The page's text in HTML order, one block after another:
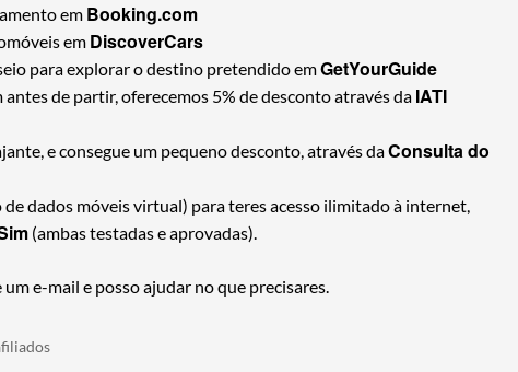
em Booking.com
em DiscoverCars
para explorar o destino pretendido emGetYourGuide
antes de partir, oferecemos 5% de desconto através da IATI
e consegue um pequeno desconto, através daConsulta do
dados móveis virtual) para teres acesso ilimitado à internet,
(ambas testadas e aprovadas).
e-mail e posso ajudar no que precisares.